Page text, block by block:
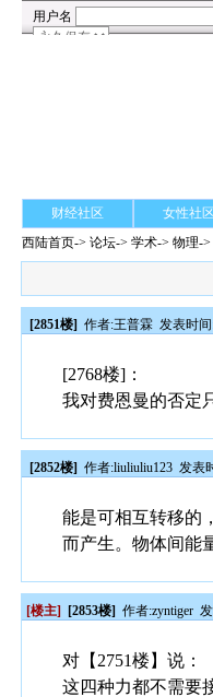
财经社区 女性社区
西陆首页->论坛->学术-> 物理-
[2851楼] 作者:王普霖 发表时间
[2768楼]：
我对费恩曼的否定
[2852楼] 作者:liuliuliu123 发表
能是可相互转移的
而产生。物体间能
[楼主] [2853楼] 作者:zyntiger
对【2751楼】说：
这四种力都不需要